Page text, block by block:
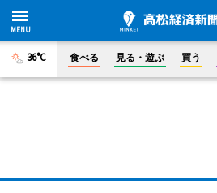
36°C 食べる 見る・遊ぶ 買う